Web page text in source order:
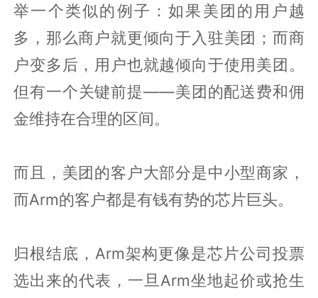
举一个类似的例子：如果美团的用户越
多，那么商户就更倾向于入驻美团；而商
户变多后，用户也就越倾向于使用美团。
但有一个关键前提——美团的配送费和佣
金维持在合理的区间。
而且，美团的客户大部分是中小型商家，
而Arm的客户都是有钱有势的芯片巨头。
归根结底，Arm架构更像是芯片公司投票
选出来的代表，一旦Arm坐地起价或抢生